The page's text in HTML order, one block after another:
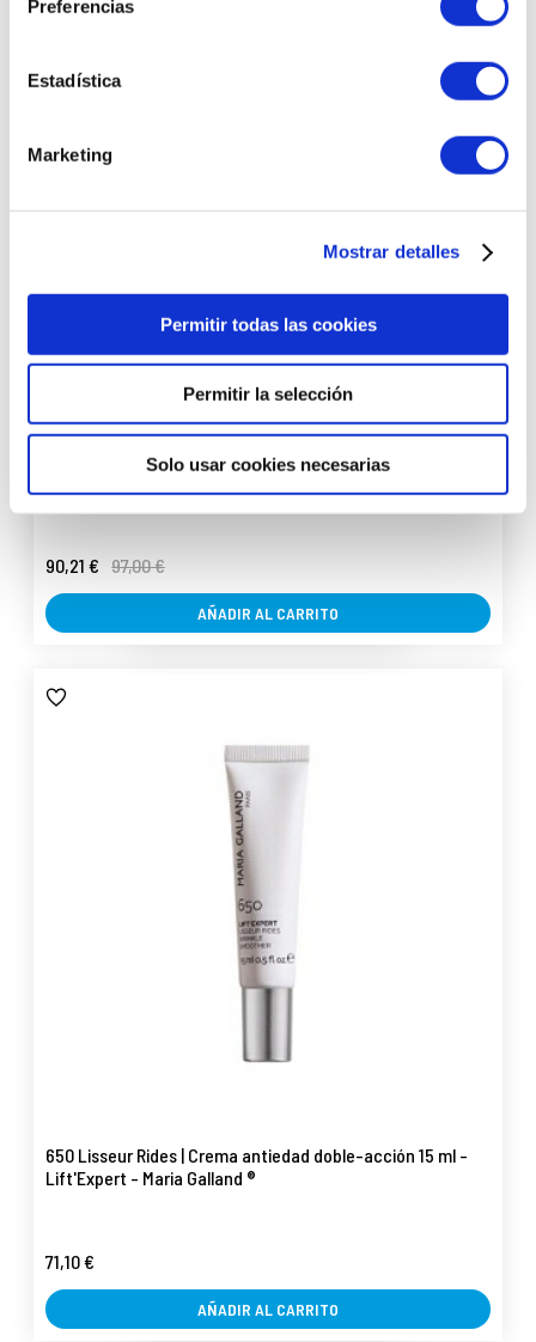
Preferencias
Estadística
Marketing
Mostrar detalles
Permitir todas las cookies
Permitir la selección
Solo usar cookies necesarias
Essential Fx Acyl-Glutathione Chia Facial Oil | Aceite
90,21 € 97,00 €
AÑADIR AL CARRITO
650 Lisseur Rides | Crema antiedad doble-acción 15 ml -
Lift'Expert - Maria Galland ®
71,10 €
AÑADIR AL CARRITO